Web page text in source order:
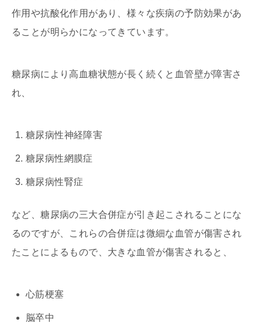
作用や抗酸化作用があり、様々な疾病の予防効果があ
ることが明らかになってきています。
糖尿病により高血糖状態が長く続くと血管壁が障害さ
れ、
糖尿病性神経障害
糖尿病性網膜症
糖尿病性腎症
など、糖尿病の三大合併症が引き起こされることにな
るのですが、これらの合併症は微細な血管が傷害され
たことによるもので、大きな血管が傷害されると、
心筋梗塞
脳卒中